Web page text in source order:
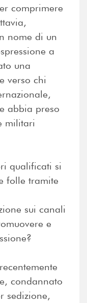
comprimere
nome di un
a
una
verso chi
abbia preso
militari
qualificati si
folle tramite
sui canali
e
condannato
sedizione,